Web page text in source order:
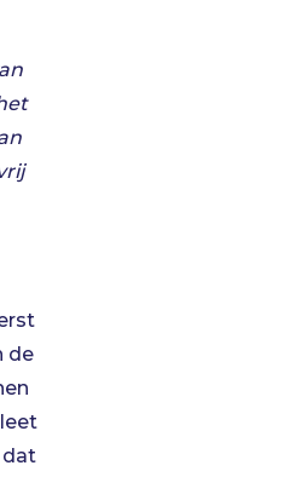
de
dat